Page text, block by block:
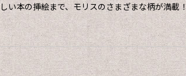
い本の挿絵まで、モリスのさまざまな柄が満載！